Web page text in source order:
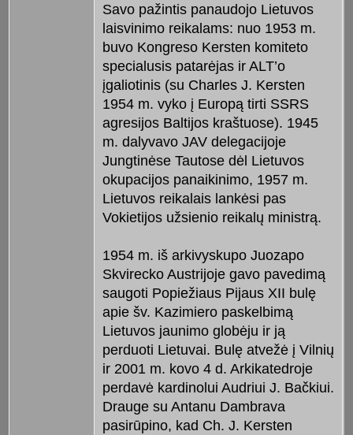
Savo pažintis panaudojo Lietuvos
laisvinimo reikalams: nuo 1953 m.
buvo Kongreso Kersten komiteto
specialusis patarėjas ir ALT’o
įgaliotinis (su Charles J. Kersten
1954 m. vyko į Europą tirti SSRS
agresijos Baltijos kraštuose). 1945
m. dalyvavo JAV delegacijoje
Jungtinėse Tautose dėl Lietuvos
okupacijos panaikinimo, 1957 m.
Lietuvos reikalais lankėsi pas
Vokietijos užsienio reikalų ministrą.
1954 m. iš arkivyskupo Juozapo
Skvirecko Austrijoje gavo pavedimą
saugoti Popiežiaus Pijaus XII bulę
apie šv. Kazimiero paskelbimą
Lietuvos jaunimo globėju ir ją
perduoti Lietuvai. Bulę atvežė į Vilnių
ir 2001 m. kovo 4 d. Arkikatedroje
perdavė kardinolui Audriui J. Bačkiui.
Drauge su Antanu Dambrava
pasirūpino, kad Ch. J. Kersten